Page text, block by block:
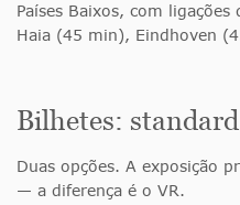
Países Baixos, com
Haia (45 min), Eindhoven
Bilhetes:
Duas opções. A exposição
— a diferença é o VR.